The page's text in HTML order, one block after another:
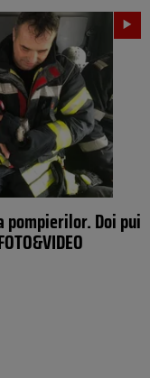
pompierilor. Doi pui